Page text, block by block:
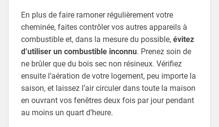
En plus de faire ramoner régulièrement votre
cheminée, faites contrôler vos autres appareils à
combustible et, dans la mesure du possible,évitez
d’utiliser un combustible inconnu. Prenez soin de
ne brûler que du bois sec non résineux. Vérifiez
ensuite l’aération de votre logement, peu importe la
saison, et laissez l’air circuler dans toute la maison
en ouvrant vos fenêtres deux fois par jour pendant
au moins un quart d’heure.